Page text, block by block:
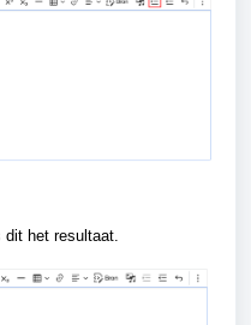
het resultaat.